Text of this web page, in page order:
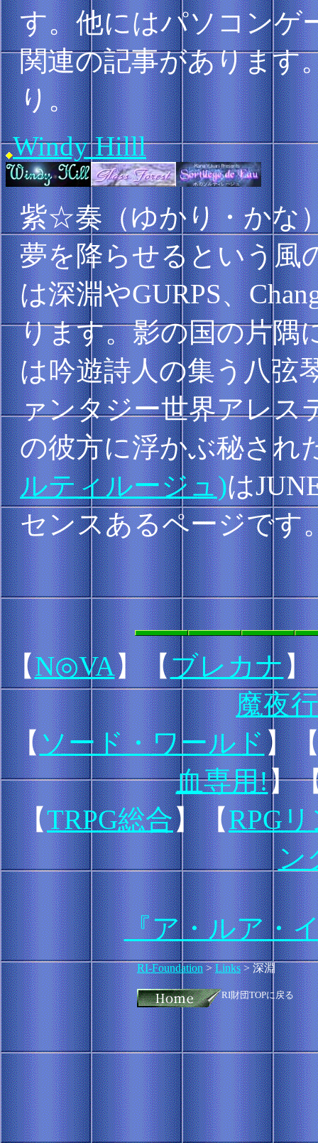
す。他にはパソコンゲ
関連の記事があります
り。
Windy Hilll
紫☆奏（ゆかり・かな
夢を降らせるという風
は深淵やGURPS、
ります。影の国の片隅
は吟遊詩人の集う八弦
ァンタジー世界アレス
の彼方に浮かぶ秘され
ルティルージュ)は
センスあるページです
【N◎VA】【ブレカナ】
魔夜行
【ソード・ワールド】
血専用!】
【TRPG総合】【RPG
ン
『ア・ルア・
RI-Foundation>Links> 深淵
RI財団TOPに戻る